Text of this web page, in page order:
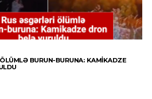
BURUN-BURUNA: KAMIKADZE